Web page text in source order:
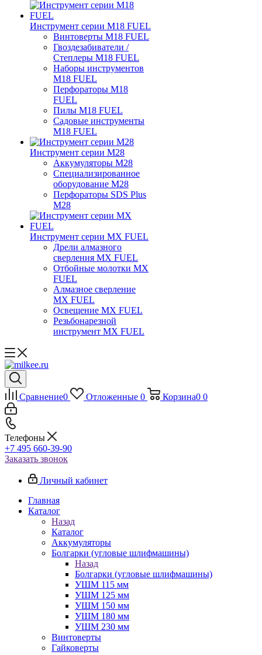
Инструмент серии M18 FUEL
Винтоверты M18 FUEL
Гвоздезабиватели /
Степлеры M18 FUEL
Наборы инструментов
M18 FUEL
Перфораторы M18
FUEL
Пилы M18 FUEL
Садовые инструменты
M18 FUEL
Инструмент серии M28
Аккумуляторы M28
Специализированное
оборудование M28
Перфораторы SDS Plus
M28
Инструмент серии MX FUEL
Дрели алмазного
сверления MX FUEL
Отбойные молотки MX
FUEL
Алмазное сверление
MX FUEL
Освещение MX FUEL
Резьбонарезной
инструмент MX FUEL
Сравнение0 Отложенные 0 Корзина0 0
Телефоны
+7 495 660-39-90
Заказать звонок
Личный кабинет
Главная
Каталог
Назад
Каталог
Аккумуляторы
Болгарки (угловые шлифмашины)
Назад
Болгарки (угловые шлифмашины)
УШМ 115 мм
УШМ 125 мм
УШМ 150 мм
УШМ 180 мм
УШМ 230 мм
Винтоверты
Гайковерты